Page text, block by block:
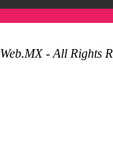
- All Rights